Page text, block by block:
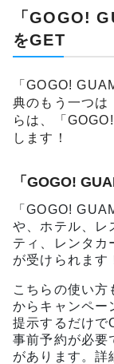
「GOGO!
をGET
「GOGO!
典のもう一つは
らは、「
します！
「GOGO!
「GOGO!
や、ホテル、レ
ティ、レンタカ
が受けられます
こちらの使い方
からキャンペー
提示するだけで
事前予約が必要
があります。詳